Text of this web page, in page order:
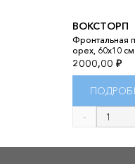
ВОКСТОРП
Фронтальная
орех, 60x10 см
2000,00 ₽
Количество
товара